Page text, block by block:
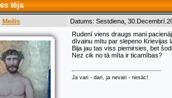
tēja
Meilis Datums: Sestdiena,
Rudenī viens draugs mani
dīvainu mītu par slepeno Krievijas
Bija jau tas viss piemirsies, bet
Nez cik no tā mīta ir ticamības?
Ja vari - dari, ja nevari - nesāc!